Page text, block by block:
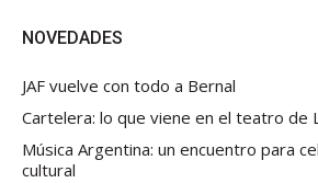
NOVEDADES
JAF vuelve con todo a Bernal
Cartelera: lo que viene en el teatro de
Música Argentina: un encuentro para
cultural